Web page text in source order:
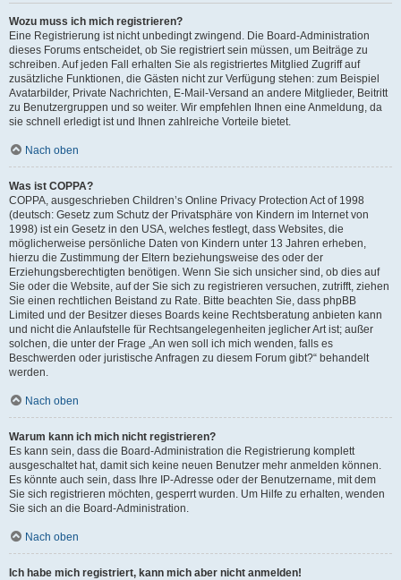
Wozu muss ich mich registrieren?
Eine Registrierung ist nicht unbedingt zwingend. Die Board-Administration
dieses Forums entscheidet, ob Sie registriert sein müssen, um Beiträge zu
schreiben. Auf jeden Fall erhalten Sie als registriertes Mitglied Zugriff auf
zusätzliche Funktionen, die Gästen nicht zur Verfügung stehen: zum Beispiel
Avatarbilder, Private Nachrichten, E-Mail-Versand an andere Mitglieder, Beitritt
zu Benutzergruppen und so weiter. Wir empfehlen Ihnen eine Anmeldung, da
sie schnell erledigt ist und Ihnen zahlreiche Vorteile bietet.
Nach oben
Was ist COPPA?
COPPA, ausgeschrieben Children’s Online Privacy Protection Act of 1998
(deutsch: Gesetz zum Schutz der Privatsphäre von Kindern im Internet von
1998) ist ein Gesetz in den USA, welches festlegt, dass Websites, die
möglicherweise persönliche Daten von Kindern unter 13 Jahren erheben,
hierzu die Zustimmung der Eltern beziehungsweise des oder der
Erziehungsberechtigten benötigen. Wenn Sie sich unsicher sind, ob dies auf
Sie oder die Website, auf der Sie sich zu registrieren versuchen, zutrifft, ziehen
Sie einen rechtlichen Beistand zu Rate. Bitte beachten Sie, dass phpBB
Limited und der Besitzer dieses Boards keine Rechtsberatung anbieten kann
und nicht die Anlaufstelle für Rechtsangelegenheiten jeglicher Art ist; außer
solchen, die unter der Frage „An wen soll ich mich wenden, falls es
Beschwerden oder juristische Anfragen zu diesem Forum gibt?“ behandelt
werden.
Nach oben
Warum kann ich mich nicht registrieren?
Es kann sein, dass die Board-Administration die Registrierung komplett
ausgeschaltet hat, damit sich keine neuen Benutzer mehr anmelden können.
Es könnte auch sein, dass Ihre IP-Adresse oder der Benutzername, mit dem
Sie sich registrieren möchten, gesperrt wurden. Um Hilfe zu erhalten, wenden
Sie sich an die Board-Administration.
Nach oben
Ich habe mich registriert, kann mich aber nicht anmelden!